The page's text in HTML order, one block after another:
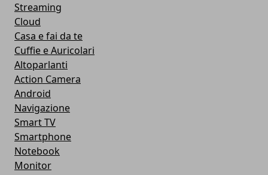
Streaming
Cloud
Casa e fai da te
Cuffie e Auricolari
Altoparlanti
Action Camera
Android
Navigazione
Smart TV
Smartphone
Notebook
Monitor